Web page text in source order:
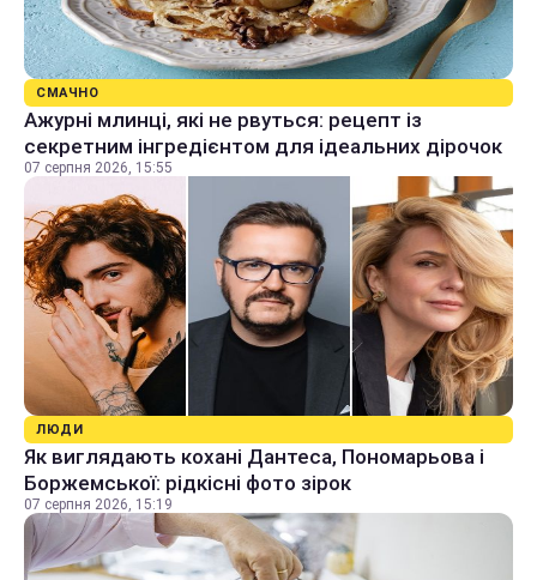
СМАЧНО
Ажурні млинці, які не рвуться: рецепт із
секретним інгредієнтом для ідеальних дірочок
07 серпня 2026, 15:55
ЛЮДИ
Як виглядають кохані Дантеса, Пономарьова і
Боржемської: рідкісні фото зірок
07 серпня 2026, 15:19